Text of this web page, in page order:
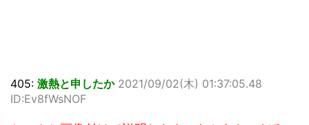
405: 激熱と申したか 2021/09/02(木) 01:37:05.48
ID:Ev8fWsNOF